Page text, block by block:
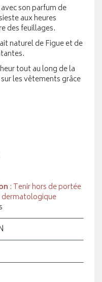
son parfum de
aux heures
des feuillages.
naturel de Figue et de
tout au long de la
les vêtements grâce
: Tenir hors de portée
dermatologique